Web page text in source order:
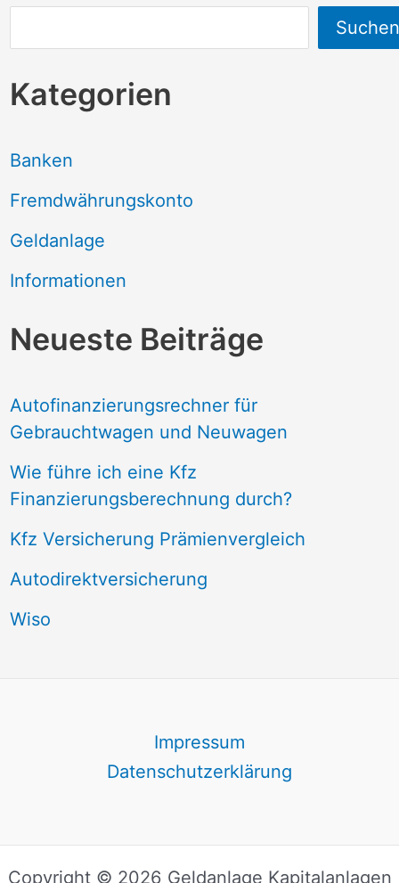
Suchen
Kategorien
Banken
Fremdwährungskonto
Geldanlage
Informationen
Neueste Beiträge
Autofinanzierungsrechner für
Gebrauchtwagen und Neuwagen
Wie führe ich eine Kfz
Finanzierungsberechnung durch?
Kfz Versicherung Prämienvergleich
Autodirektversicherung
Wiso
Impressum
Datenschutzerklärung
Copyright © 2026 Geldanlage Kapitalanlagen